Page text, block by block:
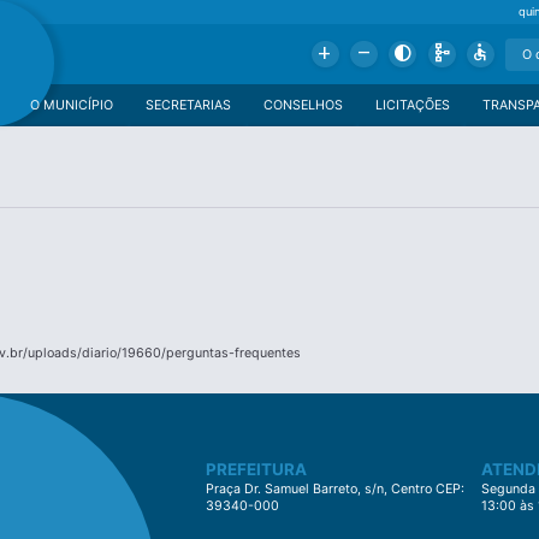
Add Remove Contrast Schema Accessible
LICITAÇÕES
CONSELHOS
SECRETARIAS
O MUNICÍPIO
uploads/diario/19660/perguntas-frequentes
PREFEITURA
Praça Dr. Samuel Barreto, s/n, Centro CEP:
39340-000
Segunda
13:00 às